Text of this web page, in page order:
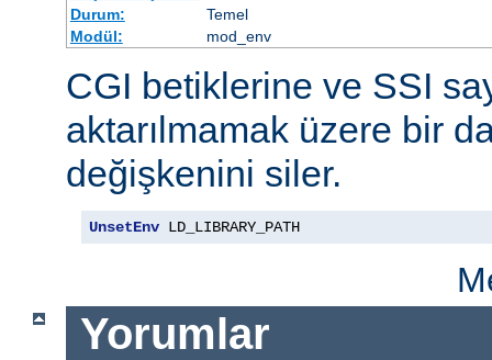
Durum:
Temel
Modül:
mod_env
CGI betiklerine ve SSI
aktarılmamak üzere bir
değişkenini siler.
UnsetEnv LD_LIBRARY_PATH
Yorumlar